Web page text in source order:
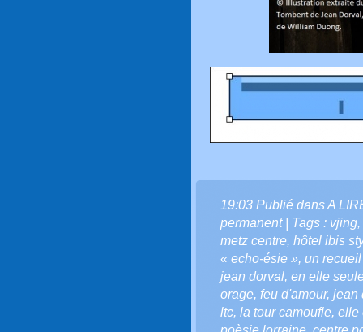
19:03 Publié dansA
permanent| Tags : vjing,
metz centre, hôtel ibis
« echo-ésie », un
jean dorval, en elle
orage, feu d'amour, jean
ltc, la tour camoufle, elle